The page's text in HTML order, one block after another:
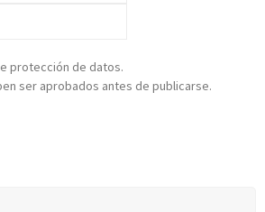
protección de datos.
ser aprobados antes de publicarse.